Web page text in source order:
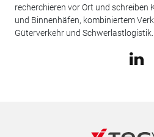
recherchieren vor Ort und schreiben
und Binnenhäfen, kombiniertem
Güterverkehr und Schwerlastlogistik.